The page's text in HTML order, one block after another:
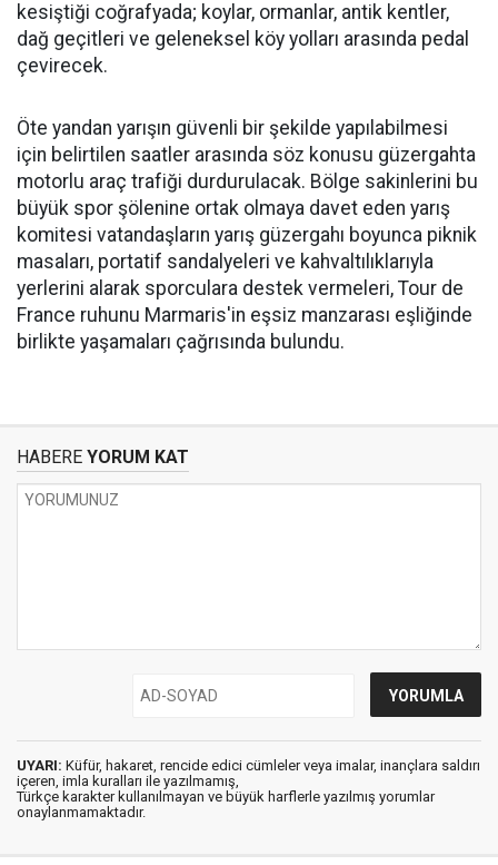
kesiştiği coğrafyada; koylar, ormanlar, antik kentler,
dağ geçitleri ve geleneksel köy yolları arasında pedal
çevirecek.
Öte yandan yarışın güvenli bir şekilde yapılabilmesi
için belirtilen saatler arasında söz konusu güzergahta
motorlu araç trafiği durdurulacak. Bölge sakinlerini bu
büyük spor şölenine ortak olmaya davet eden yarış
komitesi vatandaşların yarış güzergahı boyunca piknik
masaları, portatif sandalyeleri ve kahvaltılıklarıyla
yerlerini alarak sporculara destek vermeleri, Tour de
France ruhunu Marmaris'in eşsiz manzarası eşliğinde
birlikte yaşamaları çağrısında bulundu.
HABERE YORUM KAT
UYARI: Küfür, hakaret, rencide edici cümleler veya imalar, inançlara saldırı
içeren, imla kuralları ile yazılmamış,
Türkçe karakter kullanılmayan ve büyük harflerle yazılmış yorumlar
onaylanmamaktadır.